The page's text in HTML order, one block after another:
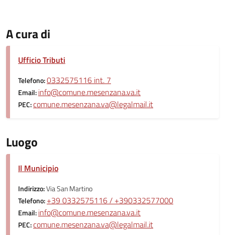
A cura di
Ufficio Tributi
Telefono:0332575116 int. 7
Email:info@comune.mesenzana.va.it
PEC:comune.mesenzana.va@legalmail.it
Luogo
Il Municipio
Indirizzo:Via San Martino
Telefono:+39 0332575116 / +390332577000
Email:info@comune.mesenzana.va.it
PEC:comune.mesenzana.va@legalmail.it